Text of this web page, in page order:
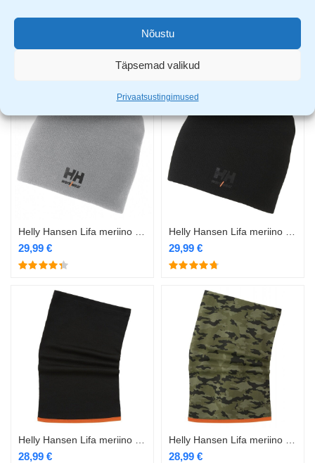
Nõustu
Täpsemad valikud
Privaatsustingimused
29,99
29,99 € 29,99 €
28,99 € 28,99 €